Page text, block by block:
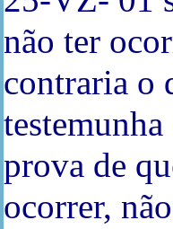
não ter
contraria o
prova de
ocorrer,